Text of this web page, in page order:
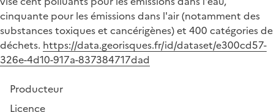
cinquante pour les émissions dans l'air (notamment des
substances toxiques et cancérigènes) et 400 catégories de
déchets. https://data.georisques.fr/id/dataset/e300cd57-
326e-4d10-917a-837384717dad
Producteur
Licence